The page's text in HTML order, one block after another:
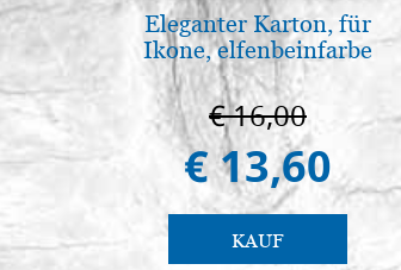
Eleganter Karton, für
Ikone, elfenbeinfarbe
€ 16,00
€ 13,60
KAUF